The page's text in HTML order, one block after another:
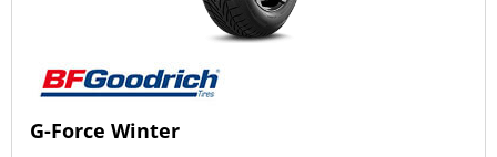
G-Force Winter